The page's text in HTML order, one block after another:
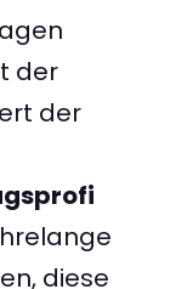
der
der
diese